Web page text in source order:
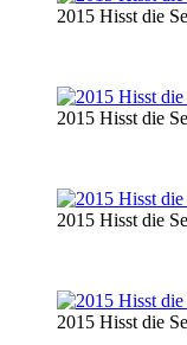
2015 Hisst die
2015 Hisst die
2015 Hisst die
2015 Hisst die